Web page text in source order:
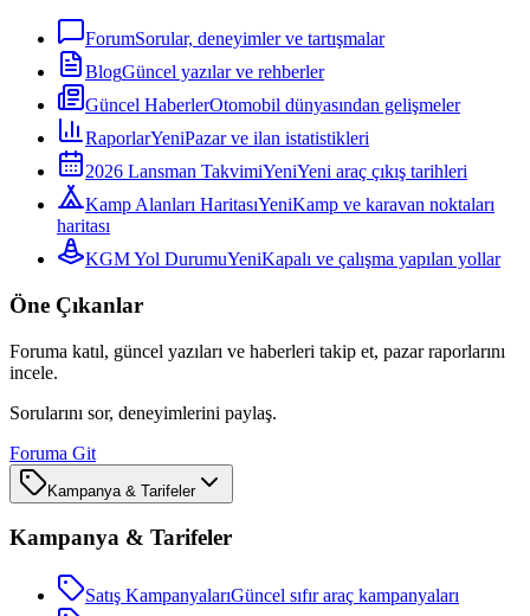
ForumSorular, deneyimler ve tartışmalar
BlogGüncel yazılar ve rehberler
Güncel HaberlerOtomobil dünyasından gelişmeler
RaporlarYeniPazar ve ilan istatistikleri
2026 Lansman TakvimiYeniYeni araç çıkış tarihleri
Kamp Alanları HaritasıYeniKamp ve karavan noktaları
haritası
KGM Yol DurumuYeniKapalı ve çalışma yapılan yollar
Öne Çıkanlar
Foruma katıl, güncel yazıları ve haberleri takip et, pazar raporlarını
incele.
Sorularını sor, deneyimlerini paylaş.
Foruma Git
Kampanya & Tarifeler
Kampanya & Tarifeler
Satış KampanyalarıGüncel sıfır araç kampanyaları